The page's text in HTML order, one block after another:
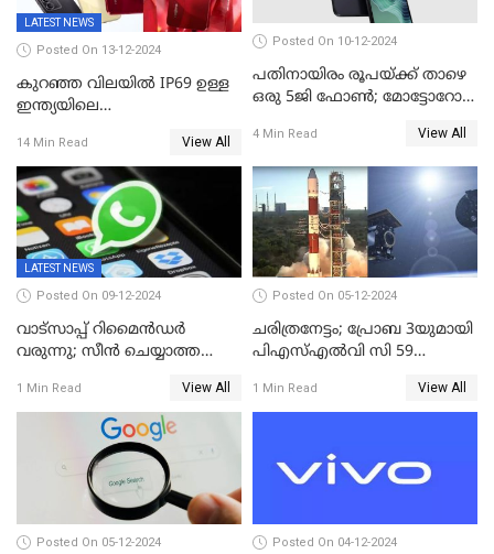
LATEST NEWS
Posted On 13-12-2024
കുറഞ്ഞ വിലയിൽ IP69 ഉള്ള
ഇന്ത്യയിലെ
സ്‌കാനര്‍, എല്‍ഇഡി
ഫ്‌ളാഷിനൊപ്പം രണ്ട് കാമറ
സെന്‍സറുകള്‍; റിയല്‍മി 14
എക്‌സ് 18ന് വിപണിയില്‍
14 Min Read View All
Posted On 10-12-2024
പതിനായിരം രൂപയ്ക്ക് താഴെ
ഒരു 5ജി ഫോൺ; മോട്ടോറോള
അവതരിപ്പിച്ചു
4 Min Read View All
LATEST NEWS
Posted On 09-12-2024
വാട്സാപ്പ് റിമൈൻഡർ
വരുന്നു; സീൻ ചെയ്യാത്ത
ഓർമിപ്പിക്കും ഈ
പുതുപുത്തൻ ഫീച്ചർ
1 Min Read View All
Posted On 05-12-2024
ചരിത്രനേട്ടം; പ്രോബ 3യുമായി
പിഎസ്എല്‍വി സി 59
വിജയം
1 Min Read View All
Posted On 05-12-2024 Posted On 04-12-2024